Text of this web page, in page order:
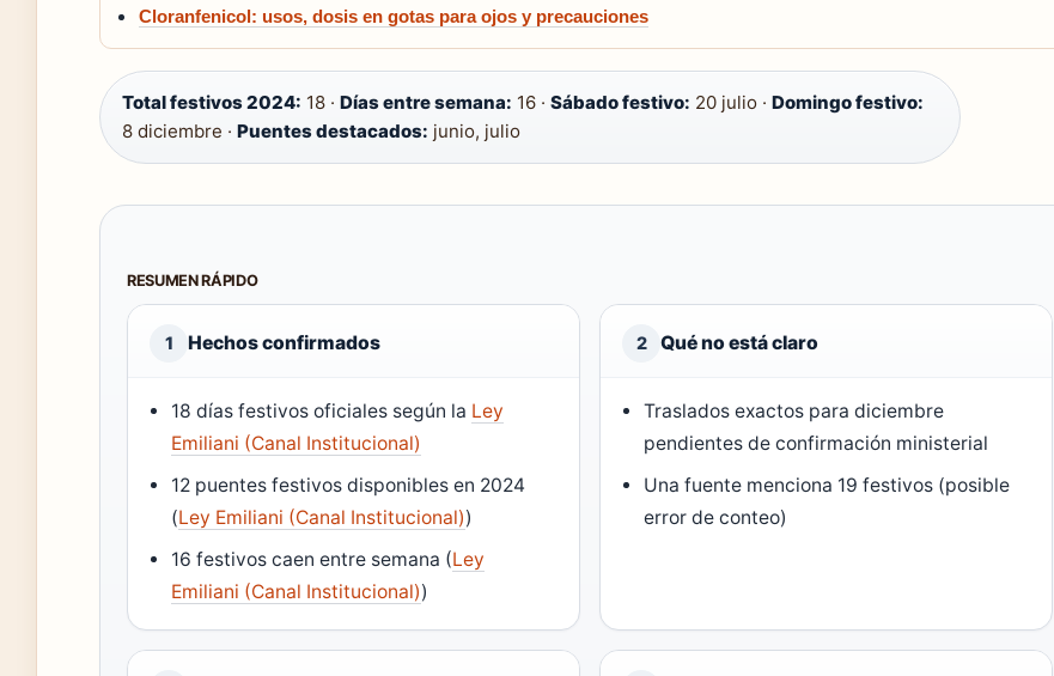
Cloranfenicol: usos, dosis en gotas para ojos y precauciones
Total festivos 2024: 18 · Días entre semana: 16 · Sábado festivo: 20 julio · Domingo festivo:
8 diciembre · Puentes destacados: junio, julio
RESUMEN RÁPIDO
1 Hechos confirmados
18 días festivos oficiales según la Ley
Emiliani (Canal Institucional)
12 puentes festivos disponibles en 2024
(Ley Emiliani (Canal Institucional))
16 festivos caen entre semana (Ley
Emiliani (Canal Institucional))
2 Qué no está claro
Traslados exactos para diciembre
pendientes de confirmación ministerial
Una fuente menciona 19 festivos (posible
error de conteo)